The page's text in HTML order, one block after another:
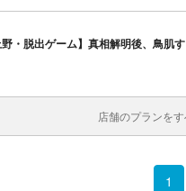
野・脱出ゲーム】真相解明後、鳥肌
店舗のプランを
1